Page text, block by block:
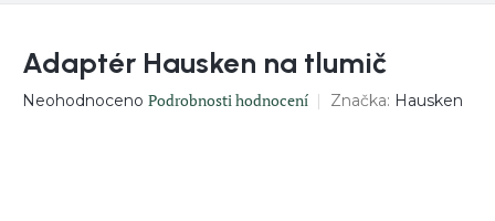
Adaptér Hausken na tlumič
Průměrné
Neohodnoceno Podrobnosti hodnocení Značka: Hausken